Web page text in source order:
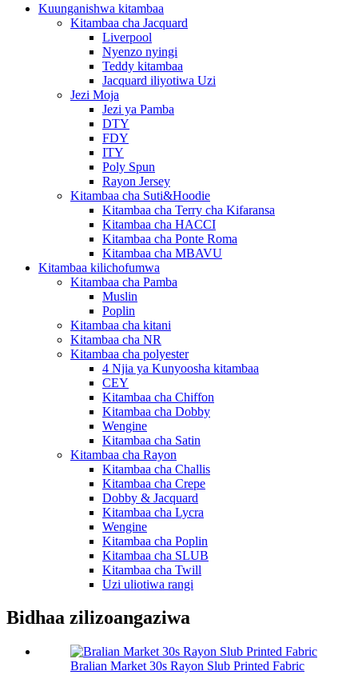
Kuunganishwa kitambaa
Kitambaa cha Jacquard
Liverpool
Nyenzo nyingi
Teddy kitambaa
Jacquard iliyotiwa Uzi
Jezi Moja
Jezi ya Pamba
DTY
FDY
ITY
Poly Spun
Rayon Jersey
Kitambaa cha Suti&Hoodie
Kitambaa cha Terry cha Kifaransa
Kitambaa cha HACCI
Kitambaa cha Ponte Roma
Kitambaa cha MBAVU
Kitambaa kilichofumwa
Kitambaa cha Pamba
Muslin
Poplin
Kitambaa cha kitani
Kitambaa cha NR
Kitambaa cha polyester
4 Njia ya Kunyoosha kitambaa
CEY
Kitambaa cha Chiffon
Kitambaa cha Dobby
Wengine
Kitambaa cha Satin
Kitambaa cha Rayon
Kitambaa cha Challis
Kitambaa cha Crepe
Dobby & Jacquard
Kitambaa cha Lycra
Wengine
Kitambaa cha Poplin
Kitambaa cha SLUB
Kitambaa cha Twill
Uzi uliotiwa rangi
Bidhaa zilizoangaziwa
Bralian Market 30s Rayon Slub Printed Fabric